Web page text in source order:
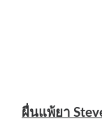
ผื่นแพ้ยา